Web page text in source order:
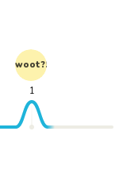
woot?!
1